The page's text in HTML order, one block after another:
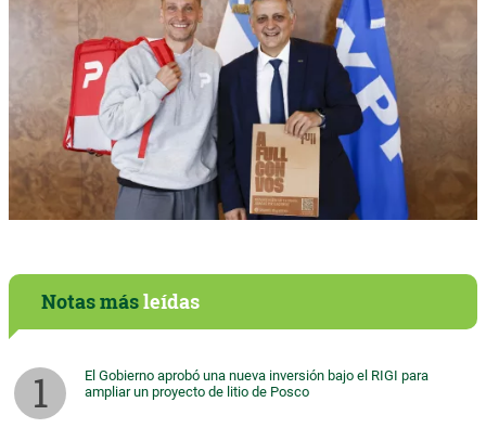
Notas másleídas
El Gobierno aprobó una nueva inversión bajo el RIGI para
ampliar un proyecto de litio de Posco